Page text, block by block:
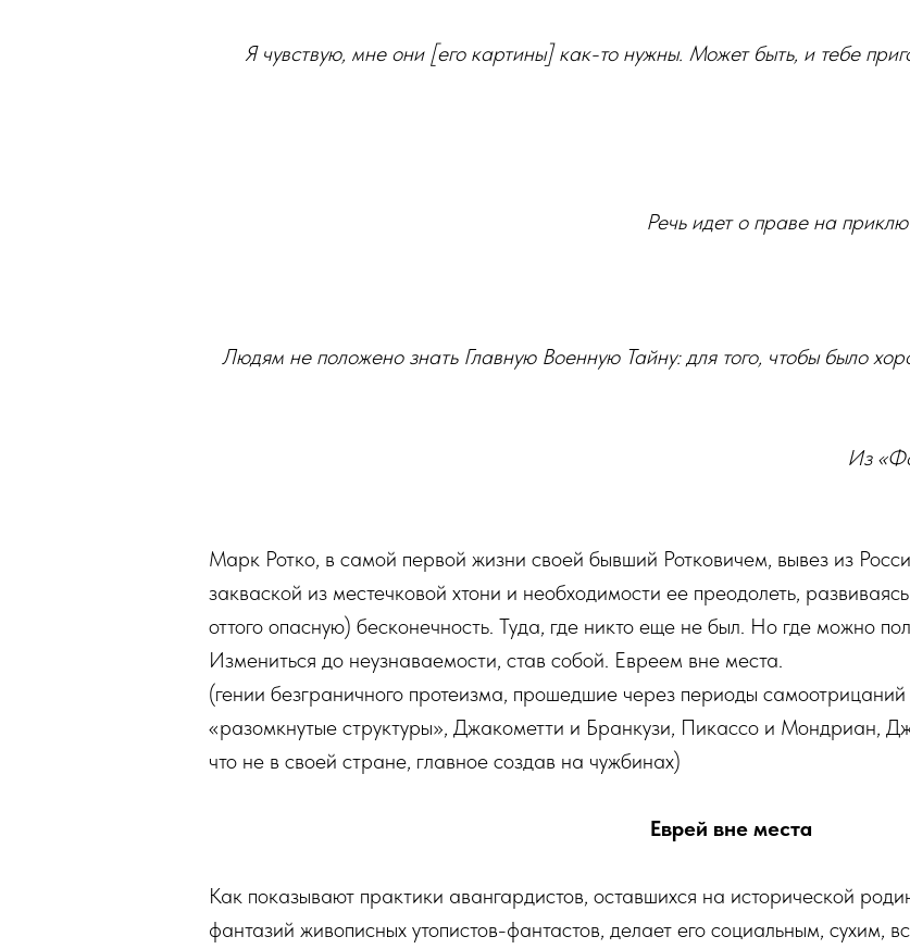
Я чувствую, мне они [его картины] как-то нужны. Может быть, и тебе
Речь идет о праве на
Людям не положено знать Главную Военную Тайну: для того, чтобы было
Из
Марк Ротко, в самой первой жизни своей бывший Ротковичем, вывез из
закваской из местечковой хтони и необходимости ее преодолеть,
оттого опасную) бесконечность. Туда, где никто еще не был. Но где можно
Измениться до неузнаваемости, став собой. Евреем вне места.
(гении безграничного протеизма, прошедшие через периоды
«разомкнутые структуры», Джакометти и Бранкузи, Пикассо и Мондриан,
что не в своей стране, главное создав на чужбинах)
Еврей вне места
Как показывают практики авангардистов, оставшихся на исторической
фантазий живописных утопистов-фантастов, делает его социальным, сухим,